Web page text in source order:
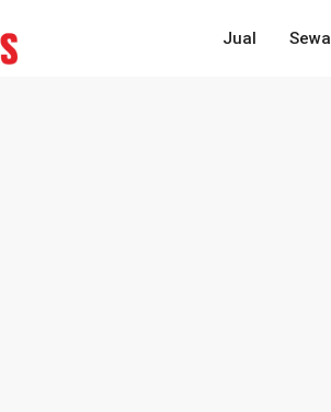
Jual Sewa